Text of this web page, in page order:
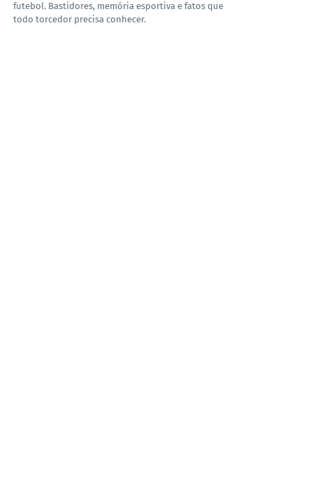
futebol. Bastidores, memória esportiva e fatos que
todo torcedor precisa conhecer.